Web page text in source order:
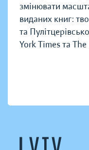
змінювати
виданих книг:
та
York Times та